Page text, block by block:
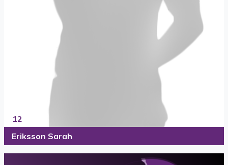
12
Eriksson Sarah